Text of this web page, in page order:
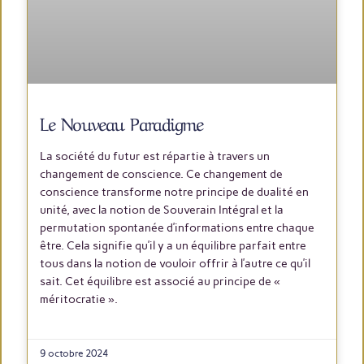
Le Nouveau Paradigme
La société du futur est répartie à travers un
changement de conscience. Ce changement de
conscience transforme notre principe de dualité en
unité, avec la notion de Souverain Intégral et la
permutation spontanée d’informations entre chaque
être. Cela signifie qu’il y a un équilibre parfait entre
tous dans la notion de vouloir offrir à l’autre ce qu’il
sait. Cet équilibre est associé au principe de «
méritocratie ».
9 octobre 2024